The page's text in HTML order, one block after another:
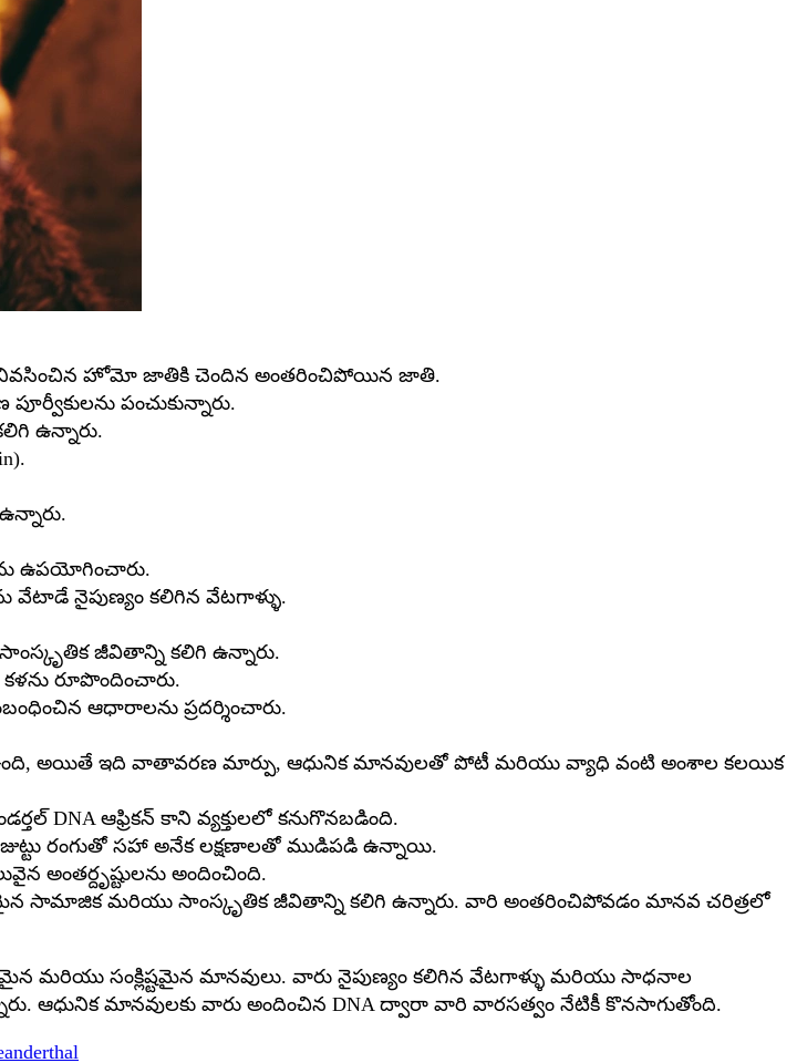
నివసించిన హోమో జాతికి చెందిన అంతరించిపోయిన జాతి.
పంచుకున్నారు.
ఉన్నారు.
ఉపయోగించారు.
వేటాడే నైపుణ్యం కలిగిన వేటగాళ్ళు.
జీవితాన్ని కలిగి ఉన్నారు.
రూపొందించారు.
ఆధారాలను ప్రదర్శించారు.
అయితే ఇది వాతావరణ మార్పు, ఆధునిక మానవులతో పోటీ మరియు వ్యాధి వంటి అంశాల కలయిక
DNA ఆఫ్రికన్ కాని వ్యక్తులలో కనుగొనబడింది.
రంగుతో సహా అనేక లక్షణాలతో ముడిపడి ఉన్నాయి.
అందించింది.
సామాజిక మరియు సాంస్కృతిక జీవితాన్ని కలిగి ఉన్నారు. వారి అంతరించిపోవడం మానవ చరిత్రలో
సంక్లిష్టమైన మానవులు. వారు నైపుణ్యం కలిగిన వేటగాళ్ళు మరియు సాధనాల
మానవులకు వారు అందించిన DNA ద్వారా వారి వారసత్వం నేటికీ కొనసాగుతోంది.